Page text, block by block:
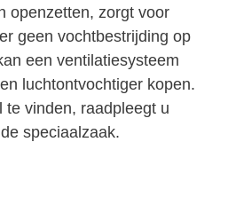
openzetten, zorgt voor
geen vochtbestrijding op
een ventilatiesysteem
luchtontvochtiger kopen.
te vinden, raadpleegt u
speciaalzaak.